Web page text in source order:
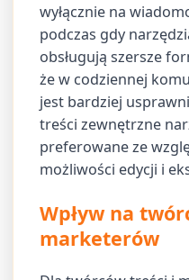
wyłącznie na
podczas gdy
obsługują szersze
że w codziennej
jest bardziej
treści zewnętrzne
preferowane ze
możliwości edycji i
Wpływ na
marketerów